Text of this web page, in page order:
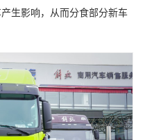
生影响，从而分食部分新车